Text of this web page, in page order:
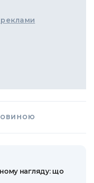
нагляду: що